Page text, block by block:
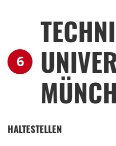
6
HALTESTELLEN